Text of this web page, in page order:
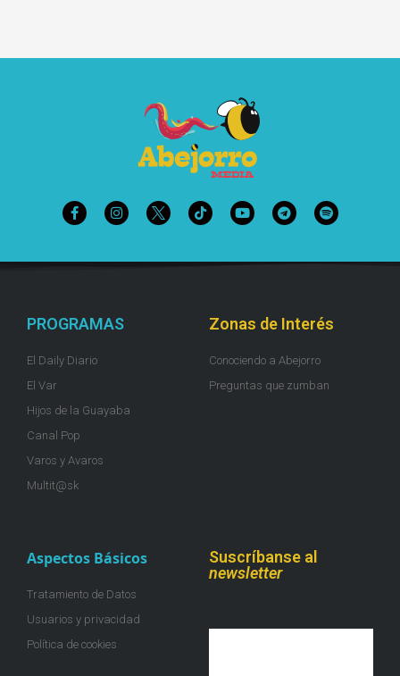
PROGRAMAS
El Daily Diario
El Var
Hijos de la Guayaba
Canal Pop
Varos y Avaros
Multit@sk
Zonas de Interés
Conociendo a Abejorro
Preguntas que zumban
Aspectos Básicos
Tratamiento de Datos
Usuarios y privacidad
Política de cookies
Suscríbanse al
newsletter